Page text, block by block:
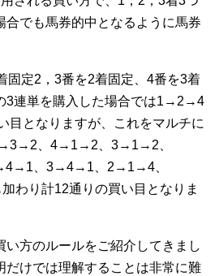
合でも馬券的中となるように馬券
固定2，3番を2着固定、4番を3着
3連単を購入した場合では1→2→4
となりますが、これをマルチに
、4→1→2、3→1→2、
、3→4→1、2→1→4、
わり計12通りの買い目となりま
い方のルールをご紹介してきまし
だけでは理解することは非常に難